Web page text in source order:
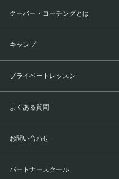
クーバー・コーチングとは
キャンプ
プライベートレッスン
よくある質問
お問い合わせ
パートナースクール